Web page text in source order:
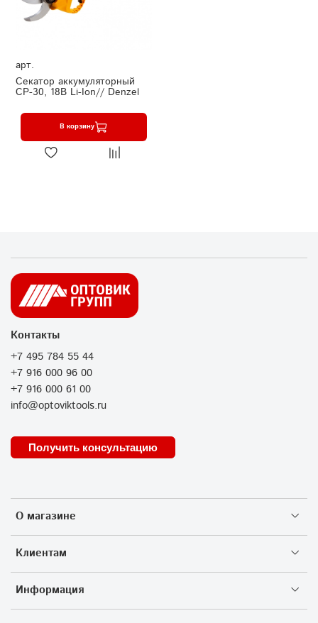
арт.
Секатор аккумуляторный
CP-30, 18В Li-Ion// Denzel
В корзину
О магазине
Клиентам
Информация
Контакты
+7 495 784 55 44
+7 916 000 96 00
+7 916 000 61 00
info@optoviktools.ru
Получить консультацию